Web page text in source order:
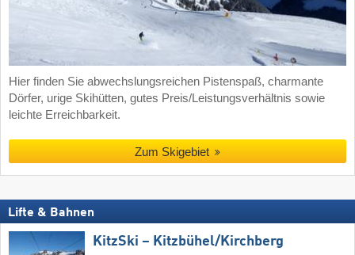
Hier finden Sie abwechslungsreichen Pistenspaß, charmante
Dörfer, urige Skihütten, gutes Preis/Leistungsverhältnis sowie
leichte Erreichbarkeit.
Zum Skigebiet
Lifte & Bahnen
KitzSki – Kitzbühel/​Kirchberg